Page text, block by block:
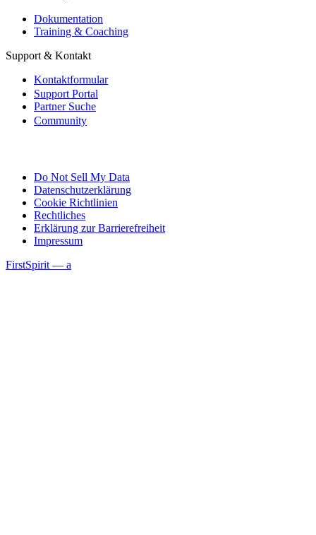
Dokumentation
Training & Coaching
Support & Kontakt
Kontaktformular
Support Portal
Partner Suche
Community
Do Not Sell My Data
Datenschutzerklärung
Cookie Richtlinien
Rechtliches
Erklärung zur Barrierefreiheit
Impressum
FirstSpirit — a